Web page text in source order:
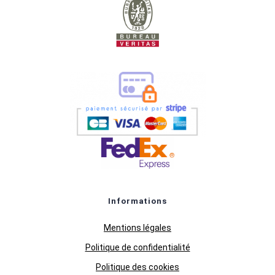
Informations
Mentions légales
Politique de confidentialité
Politique des cookies